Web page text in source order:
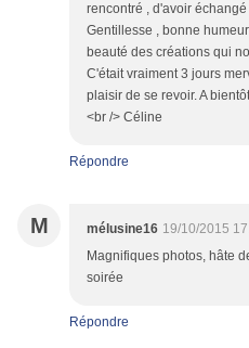
rencontré , d'avoir
Gentillesse , bonne
beauté des créations qui
C'était vraiment 3 jours
plaisir de se revoir. A
<br /> Céline
Répondre
M mélusine16 19/10/2015
Magnifiques photos, hâte
soirée
Répondre